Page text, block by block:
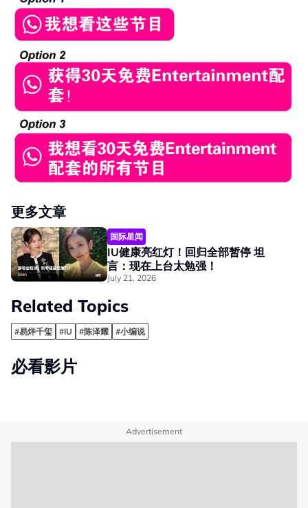
更多文章
国际星闻
IU健康亮红灯！回归全部暂停 坦
言：现在上台太勉强！
July 21, 2026
Related Topics
#易烊千玺 #IU #陈泽耀 #小编说
必看影片
Advertisement